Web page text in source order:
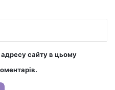
сайту в цьому